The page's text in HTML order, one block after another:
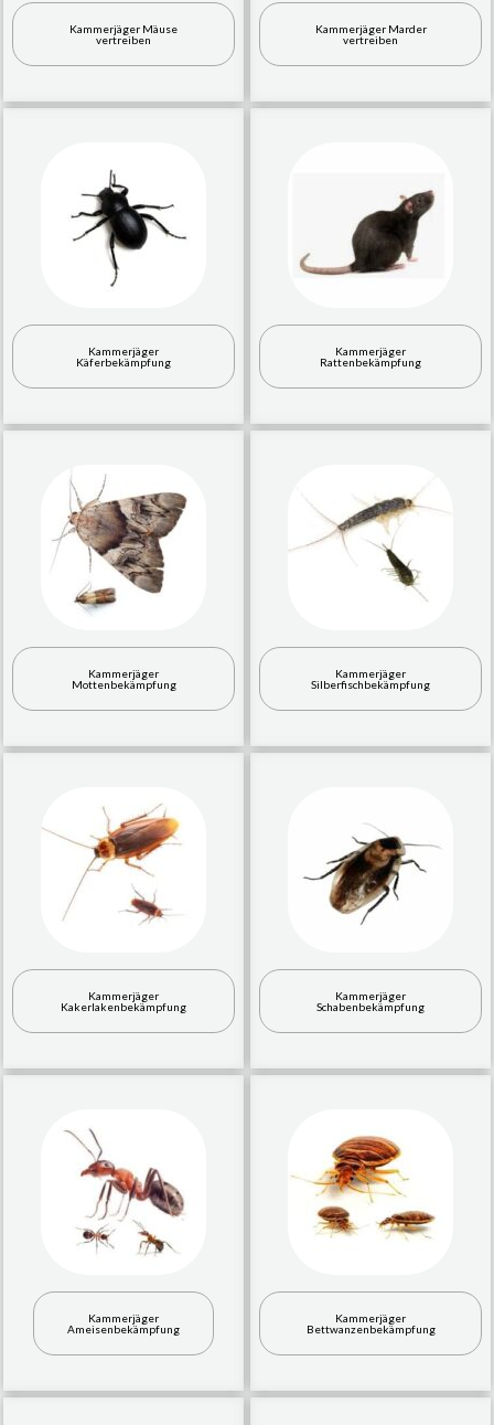
Kammerjäger Mäuse
vertreiben
Kammerjäger Marder
vertreiben
Kammerjäger
Käferbekämpfung
Kammerjäger
Rattenbekämpfung
Kammerjäger
Mottenbekämpfung
Kammerjäger
Silberfischbekämpfung
Kammerjäger
Kakerlakenbekämpfung
Kammerjäger
Schabenbekämpfung
Kammerjäger
Ameisenbekämpfung
Kammerjäger
Bettwanzenbekämpfung